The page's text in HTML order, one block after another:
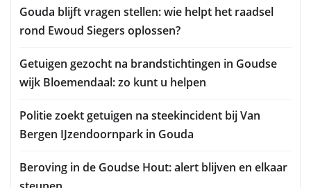
Gouda blijft vragen stellen: wie helpt het raadsel
rond Ewoud Siegers oplossen?
Getuigen gezocht na brandstichtingen in Goudse
wijk Bloemendaal: zo kunt u helpen
Politie zoekt getuigen na steekincident bij Van
Bergen IJzendoornpark in Gouda
Beroving in de Goudse Hout: alert blijven en elkaar